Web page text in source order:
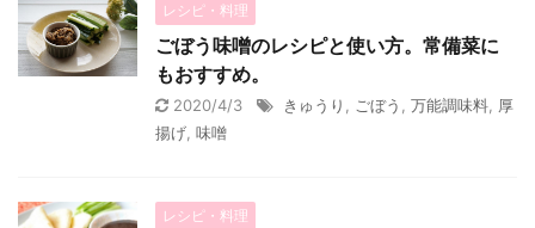
レシピ・料理
ごぼう味噌のレシピと使い方。常備菜に
もおすすめ。
2020/4/3 きゅうり ごぼう 万能調味料 厚
揚げ 味噌
レシピ・料理